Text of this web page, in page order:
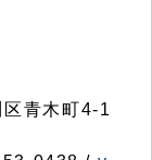
青木町4-1